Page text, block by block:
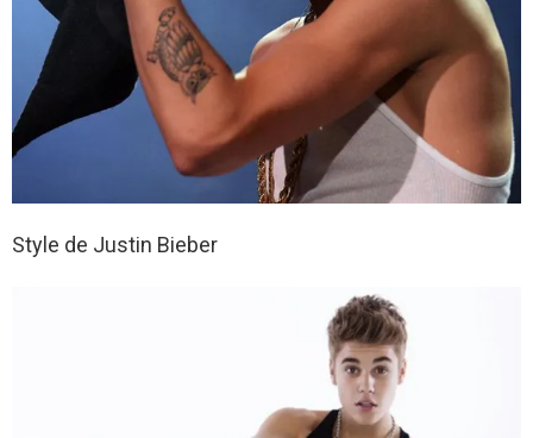
Style de Justin Bieber